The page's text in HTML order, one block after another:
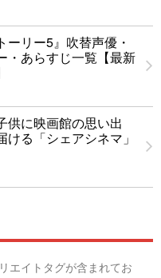
ーリー5』吹替声優・
・あらすじ一覧【最新
供に映画館の思い出
ける「シェアシネマ」
エイトタグが含まれてお